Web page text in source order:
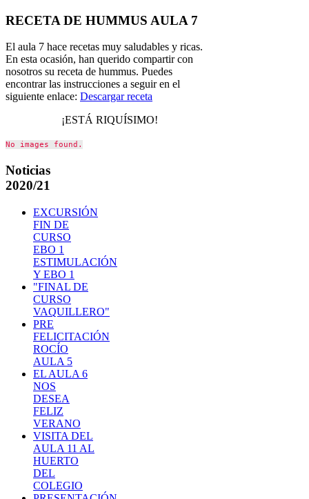
RECETA DE HUMMUS AULA 7
El aula 7 hace recetas muy saludables y ricas.
En esta ocasión, han querido compartir con
nosotros su receta de hummus. Puedes
encontrar las instrucciones a seguir en el
siguiente enlace: Descargar receta
¡ESTÁ RIQUÍSIMO!
No images found.
Noticias
2020/21
EXCURSIÓN
FIN DE
CURSO
EBO 1
ESTIMULACIÓN
Y EBO 1
"FINAL DE
CURSO
VAQUILLERO"
PRE
FELICITACIÓN
ROCÍO
AULA 5
EL AULA 6
NOS
DESEA
FELIZ
VERANO
VISITA DEL
AULA 11 AL
HUERTO
DEL
COLEGIO